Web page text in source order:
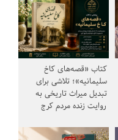
کتاب «قصه‌های کاخ
سلیمانیه»؛ تلاشی برای
تبدیل میراث تاریخی به
روایت زنده مردم کرج